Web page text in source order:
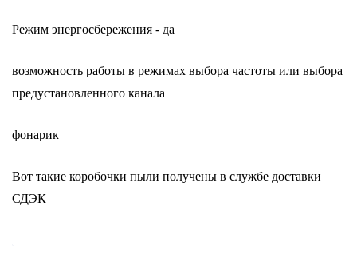
Режим энергосбережения - да
возможность работы в режимах выбора частоты или выбора
предустановленного канала
фонарик
Вот такие коробочки пыли получены в службе доставки
СДЭК